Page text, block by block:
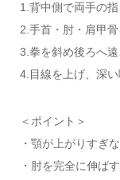
1.背中側で両手の
2.手首・肘・肩甲
3.拳を斜め後ろへ
4.目線を上げ、深
＜ポイント＞
・顎が上がりすぎ
・肘を完全に伸ば